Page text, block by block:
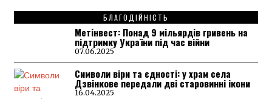
БЛАГОДІЙНІСТЬ
Метінвест: Понад 9 мільярдів гривень на
підтримку України під час війни
07.06.2025
Символи віри та єдності: у храм села
Дзвінкове передали дві старовинні ікони
16.04.2025